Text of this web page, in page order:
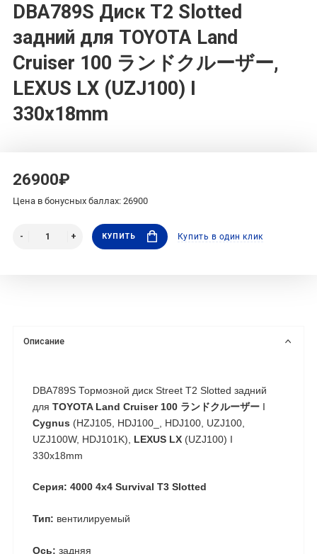
DBA789S Диск T2 Slotted
задний для TOYOTA Land
Cruiser 100 ランドクルーザー,
LEXUS LX (UZJ100) I
330x18mm
26900₽
Цена в бонусных баллах: 26900
КУПИТЬ Купить в один клик
Описание
DBA789S Тормозной диск Street T2 Slotted задний
для TOYOTA Land Cruiser 100 ランドクルーザー I
Cygnus (HZJ105, HDJ100_, HDJ100, UZJ100,
UZJ100W, HDJ101K), LEXUS LX (UZJ100) I
330x18mm
Серия: 4000 4x4 Survival T3 Slotted
Тип: вентилируемый
Ось: задняя